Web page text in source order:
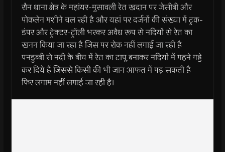
रौन थाना क्षेत्र के महांयर-मुसावली रेत खदान पर जेसीबी और
पोकलेन मशीने चल रही है और यहां पर दर्जनों की संख्या में ट्रक-
डंपर और ट्रेक्टर-ट्रॉली भरकर अवैध रूप से नदियों से रेत का
खनन किया जा रहा है जिस पर रोक नहीं लगाई जा रही है
पनडुब्बी से नदी के बीच में रेत का टापू बनाकर नदियों में गहने गड्डे
कर दिये हैं जिससे किसी की भी जान आफत में पड़ सकती है
फिर लगाम नहीं लगाई जा रही है।